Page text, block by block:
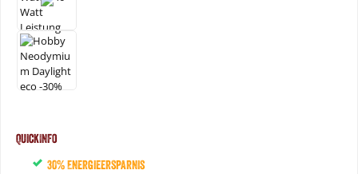
QuickInfo
30% Energieersparnis